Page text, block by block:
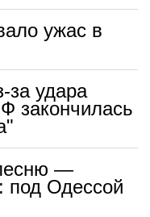
ужас в
за удара
закончилась
—
под Одессой